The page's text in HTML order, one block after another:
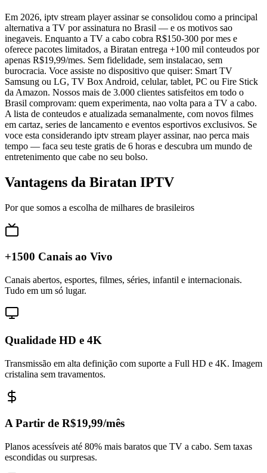
Em 2026, iptv stream player assinar se consolidou como a principal
alternativa a TV por assinatura no Brasil — e os motivos sao
inegaveis. Enquanto a TV a cabo cobra R$150-300 por mes e
oferece pacotes limitados, a Biratan entrega +100 mil conteudos por
apenas R$19,99/mes. Sem fidelidade, sem instalacao, sem
burocracia. Voce assiste no dispositivo que quiser: Smart TV
Samsung ou LG, TV Box Android, celular, tablet, PC ou Fire Stick
da Amazon. Nossos mais de 3.000 clientes satisfeitos em todo o
Brasil comprovam: quem experimenta, nao volta para a TV a cabo.
A lista de conteudos e atualizada semanalmente, com novos filmes
em cartaz, series de lancamento e eventos esportivos exclusivos. Se
voce esta considerando iptv stream player assinar, nao perca mais
tempo — faca seu teste gratis de 6 horas e descubra um mundo de
entretenimento que cabe no seu bolso.
Vantagens da Biratan IPTV
Por que somos a escolha de milhares de brasileiros
+1500 Canais ao Vivo
Canais abertos, esportes, filmes, séries, infantil e internacionais.
Tudo em um só lugar.
Qualidade HD e 4K
Transmissão em alta definição com suporte a Full HD e 4K. Imagem
cristalina sem travamentos.
A Partir de R$19,99/mês
Planos acessíveis até 80% mais baratos que TV a cabo. Sem taxas
escondidas ou surpresas.